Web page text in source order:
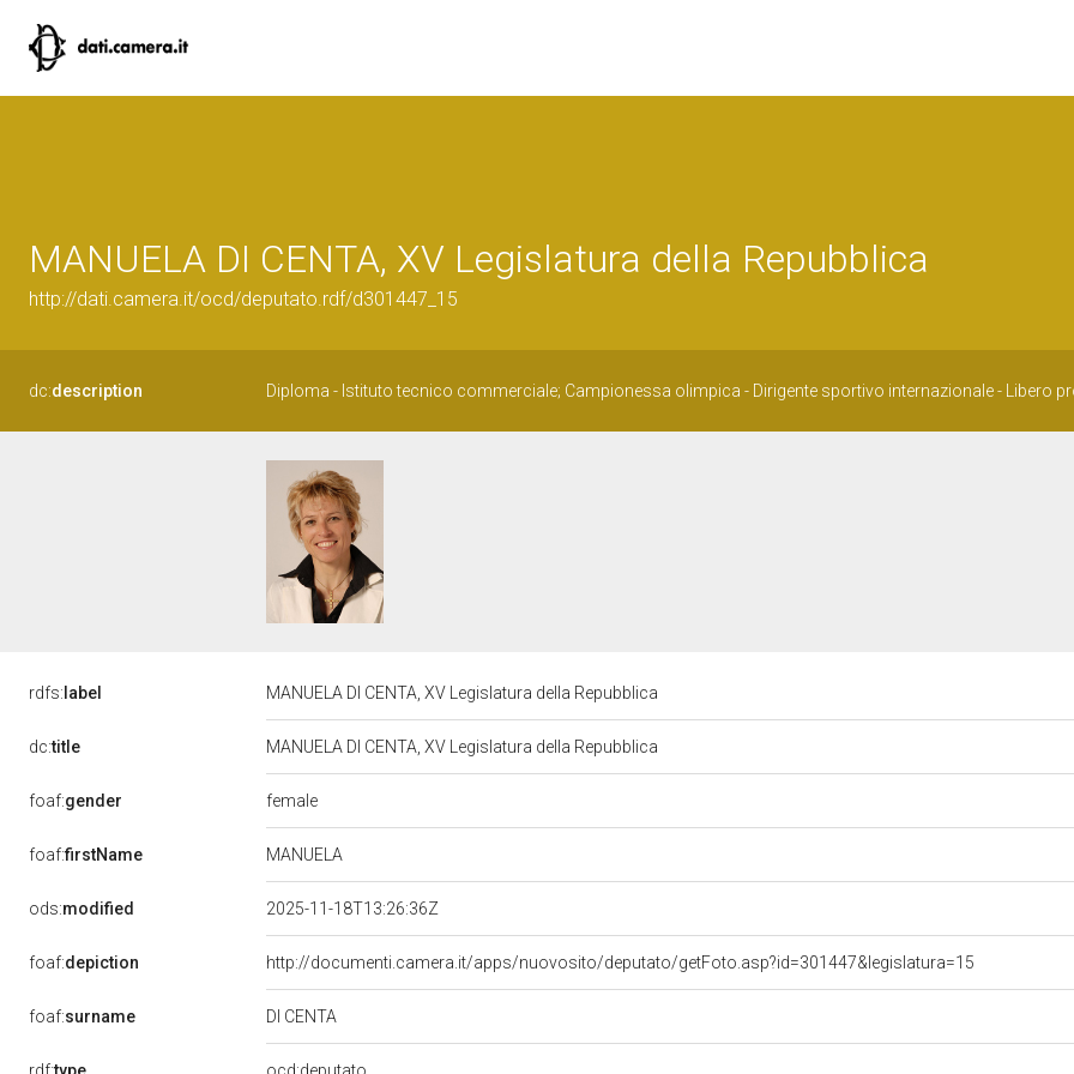
MANUELA DI CENTA, XV Legislatura della Repubblica
http://dati.camera.it/ocd/deputato.rdf/d301447_15
dc:description Diploma - Istituto tecnico commerciale; Campionessa olimpica - Dirigente sportivo internazionale - Libero
rdfs: label MANUELA DI CENTA, XV Legislatura della Repubblica
dc:title MANUELA DI CENTA, XV Legislatura della Repubblica
foaf:gender female
foaf:firstName MANUELA
ods:modified 2025-11-18T13:26:36Z
foaf:depiction http://documenti.camera.it/apps/nuovosito/deputato/getFoto.asp?id=301447&legislatura=15
foaf:surname DI CENTA